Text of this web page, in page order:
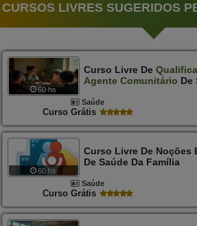
CURSOS LIVRES SUGERIDOS
60 hs
Curso Livre De
Agente Comunitário De
Saúde
Curso Grátis
60 hs
Curso Livre De Noções
De Saúde Da Família
Saúde
Curso Grátis